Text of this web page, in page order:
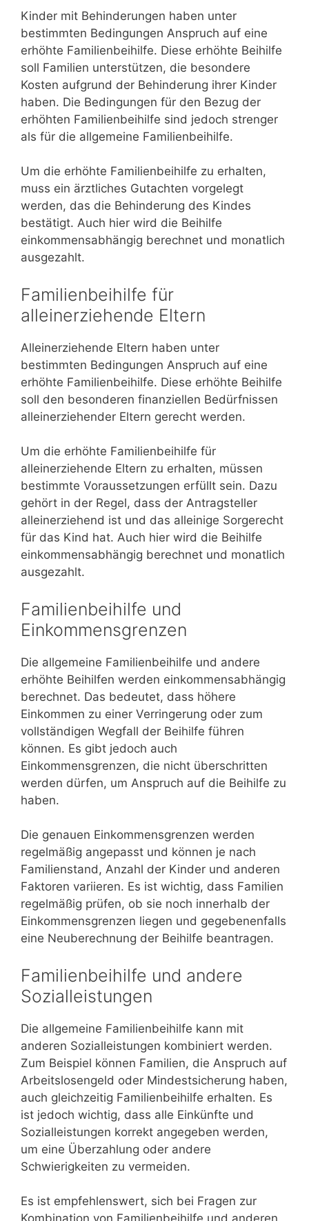
Kinder mit Behinderungen haben unter
bestimmten Bedingungen Anspruch auf eine
erhöhte Familienbeihilfe. Diese erhöhte Beihilfe
soll Familien unterstützen, die besondere
Kosten aufgrund der Behinderung ihrer Kinder
haben. Die Bedingungen für den Bezug der
erhöhten Familienbeihilfe sind jedoch strenger
als für die allgemeine Familienbeihilfe.
Um die erhöhte Familienbeihilfe zu erhalten,
muss ein ärztliches Gutachten vorgelegt
werden, das die Behinderung des Kindes
bestätigt. Auch hier wird die Beihilfe
einkommensabhängig berechnet und monatlich
ausgezahlt.
Familienbeihilfe für
alleinerziehende Eltern
Alleinerziehende Eltern haben unter
bestimmten Bedingungen Anspruch auf eine
erhöhte Familienbeihilfe. Diese erhöhte Beihilfe
soll den besonderen finanziellen Bedürfnissen
alleinerziehender Eltern gerecht werden.
Um die erhöhte Familienbeihilfe für
alleinerziehende Eltern zu erhalten, müssen
bestimmte Voraussetzungen erfüllt sein. Dazu
gehört in der Regel, dass der Antragsteller
alleinerziehend ist und das alleinige Sorgerecht
für das Kind hat. Auch hier wird die Beihilfe
einkommensabhängig berechnet und monatlich
ausgezahlt.
Familienbeihilfe und
Einkommensgrenzen
Die allgemeine Familienbeihilfe und andere
erhöhte Beihilfen werden einkommensabhängig
berechnet. Das bedeutet, dass höhere
Einkommen zu einer Verringerung oder zum
vollständigen Wegfall der Beihilfe führen
können. Es gibt jedoch auch
Einkommensgrenzen, die nicht überschritten
werden dürfen, um Anspruch auf die Beihilfe zu
haben.
Die genauen Einkommensgrenzen werden
regelmäßig angepasst und können je nach
Familienstand, Anzahl der Kinder und anderen
Faktoren variieren. Es ist wichtig, dass Familien
regelmäßig prüfen, ob sie noch innerhalb der
Einkommensgrenzen liegen und gegebenenfalls
eine Neuberechnung der Beihilfe beantragen.
Familienbeihilfe und andere
Sozialleistungen
Die allgemeine Familienbeihilfe kann mit
anderen Sozialleistungen kombiniert werden.
Zum Beispiel können Familien, die Anspruch auf
Arbeitslosengeld oder Mindestsicherung haben,
auch gleichzeitig Familienbeihilfe erhalten. Es
ist jedoch wichtig, dass alle Einkünfte und
Sozialleistungen korrekt angegeben werden,
um eine Überzahlung oder andere
Schwierigkeiten zu vermeiden.
Es ist empfehlenswert, sich bei Fragen zur
Kombination von Familienbeihilfe und anderen